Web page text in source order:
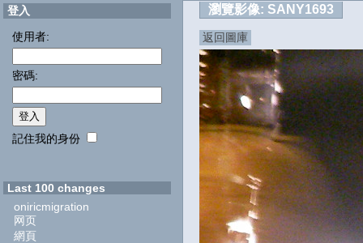
登入
使用者:
密碼:
記住我的身份
Last 100 changes
oniricmigration
网页
網頁
瀏覽影像: SANY1693
返回圖庫